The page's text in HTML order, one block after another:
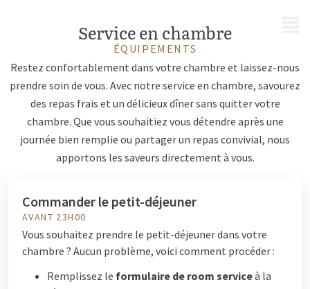
Service en chambre
ÉQUIPEMENTS
Restez confortablement dans votre chambre et laissez-nous
prendre soin de vous. Avec notre service en chambre, savourez
des repas frais et un délicieux dîner sans quitter votre
chambre. Que vous souhaitiez vous détendre après une
journée bien remplie ou partager un repas convivial, nous
apportons les saveurs directement à vous.
Commander le petit-déjeuner
AVANT 23H00
Vous souhaitez prendre le petit-déjeuner dans votre
chambre ? Aucun problème, voici comment procéder :
Remplissez le formulaire de room serviceà la